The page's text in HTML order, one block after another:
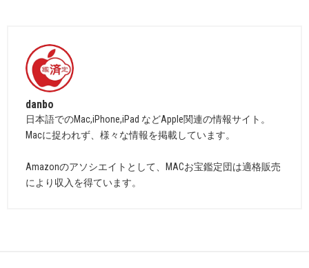
danbo
日本語でのMac,iPhone,iPad などApple関連の情報サイト。
Macに捉われず、様々な情報を掲載しています。
Amazonのアソシエイトとして、MACお宝鑑定団は適格販売
により収入を得ています。